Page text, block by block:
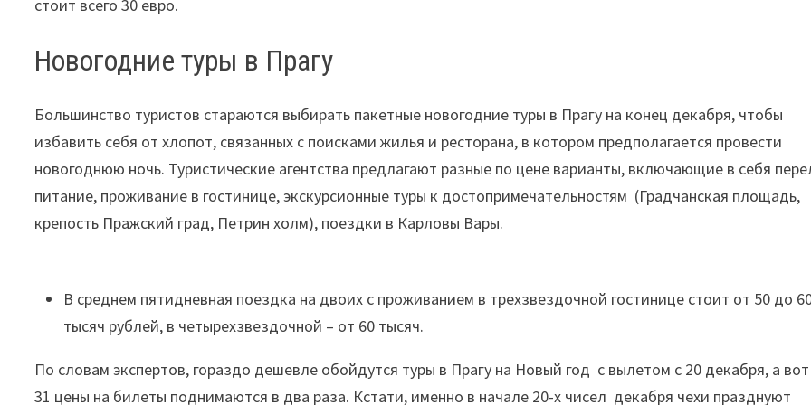
стоит всего 30 евро.
Новогодние туры в Прагу
Большинство туристов стараются выбирать пакетные новогодние туры в Прагу на конец декабря, чтобы
избавить себя от хлопот, связанных с поисками жилья и ресторана, в котором предполагается провести
новогоднюю ночь. Туристические агентства предлагают разные по цене варианты, включающие в себя
питание, проживание в гостинице, экскурсионные туры к достопримечательностям (Градчанская площадь,
крепость Пражский град, Петрин холм), поездки в Карловы Вары.
В среднем пятидневная поездка на двоих с проживанием в трехзвездочной гостинице стоит от 50 до
тысяч рублей, в четырехзвездочной – от 60 тысяч.
По словам экспертов, гораздо дешевле обойдутся туры в Прагу на Новый год с вылетом с 20 декабря, а
31 цены на билеты поднимаются в два раза. Кстати, именно в начале 20-х чисел декабря чехи празднуют